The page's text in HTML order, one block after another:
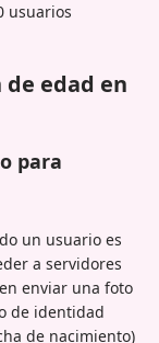
usuarios
edad en
para
un usuario es
a servidores
enviar una foto
de identidad
de nacimiento)